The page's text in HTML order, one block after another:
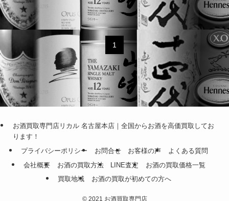
1
お酒買取専門店リカル 名古屋本店｜全国からお酒を高価買取してお
ります！
プライバシーポリシー
お問合せ お客様の声
よくある質問
会社概要
お酒の買取方法 LINE査定
お酒の買取価格一覧
買取地域
お酒の買取が初めての方へ
©2021 お酒買取専門店